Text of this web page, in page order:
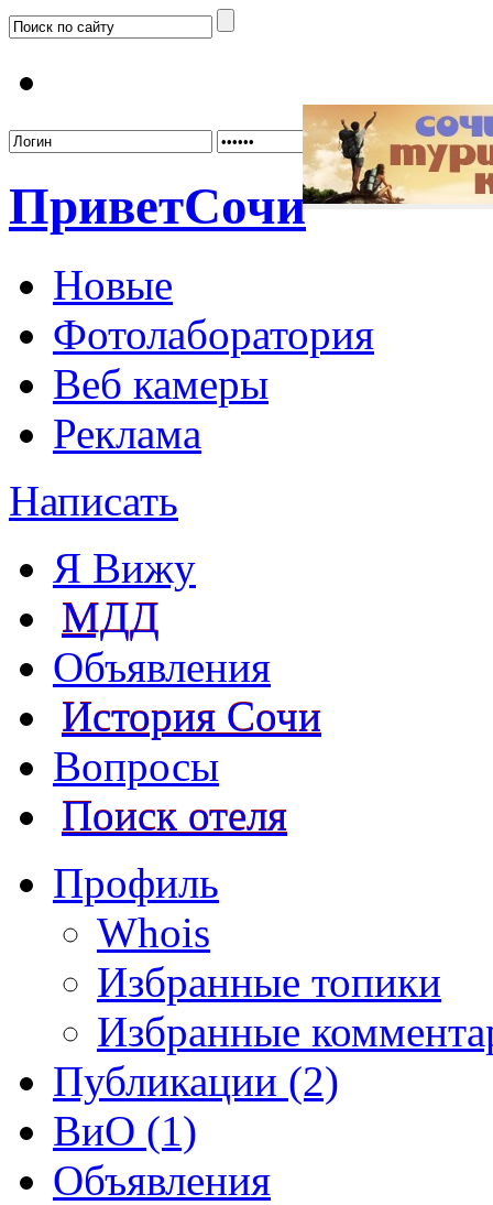
ПриветСочи
Новые
Фотолаборатория
Веб камеры
Реклама
Написать
Я Вижу
МДД
Объявления
История Сочи
Вопросы
Поиск отеля
Профиль
Whois
Избранные топики
Избранные
Публикации (2)
ВиО (1)
Объявления